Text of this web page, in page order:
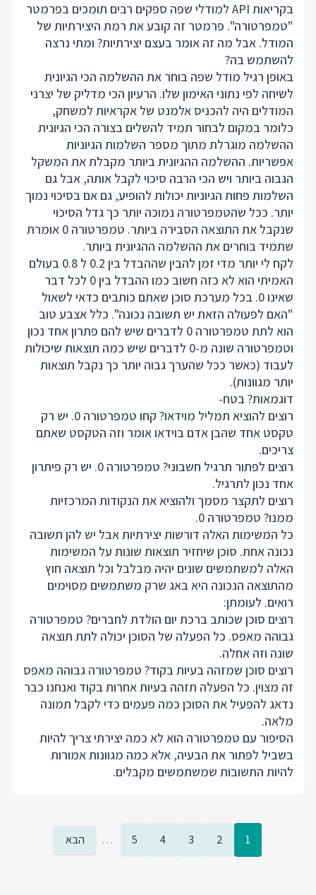
בקריאות API למודלי שפה ספקים רבים תומכים בפרמטר
"טמפרטורה". פרמטר זה קובע את רמת היצירתיות של
המודל. אבל מה זה אומר בעצם יצירתיות? ומתי נרצה
להשתמש בה?
באופן רגיל מודל שפה בוחר את ההשלמה הכי הגיונית
לשיחה לפי נתוני האימון שלו. הרעיון הכי מדליק של יצרני
המודלים היה להכניס אלמנט של אקראיות למשחק,
כלומר במקום לבחור תמיד להשלים בצורה הכי הגיונית
ההשלמה מוגרלת מתוך מספר השלמות הגיוניות
אפשריות. ההשלמה ההגיונית ביותר מקבלת את המשקל
הגבוה ביותר ויש הכי הרבה סיכוי לקבל אותה, אבל גם
השלמות פחות הגיוניות יכולות להופיע, גם אם בסיכוי נמוך
יותר. ככל שהטמפרטורה נמוכה יותר כך גדל הסיכוי
שנקבל את התוצאה הסבירה ביותר. טמפרטורה 0 אומרת
שתמיד בוחרים את ההשלמה ההגיונית ביותר.
לקח לי יותר מדי זמן להבין שההבדל בין 0.2 ל 0.8 בעולם
האמיתי הוא לא כזה חשוב כמו ההבדל בין 0 לכל דבר
שאינו 0. בכל מערכת סוכן שאתם כותבים כדאי לשאול
"האם לפעולה הזאת יש תשובה נכונה". כלל אצבע טוב
הוא לתת טמפרטורה 0 לדברים שיש להם פתרון אחד נכון
וטמפרטורה שונה מ-0 לדברים שיש כמה תוצאות שיכולות
לעבוד (כאשר ככל שהערך גבוה יותר כך נקבל תוצאות
יותר מגוונות).
דוגמאות? בטח-
רוצים להוציא תמליל מוידאו? קחו טמפרטורה 0. יש רק
טקסט אחד שהבן אדם בוידאו אומר וזה הטקסט שאתם
צריכים.
רוצים לפתור תרגיל חשבוני? טמפרטורה 0. יש רק פיתרון
אחד נכון לתרגיל.
רוצים לתקצר מסמך ולהוציא את הנקודות המרכזיות
ממנו? טמפרטורה 0.
כל המשימות האלה דורשות יצירתיות אבל יש להן תשובה
נכונה אחת. סוכן שיחזיר תוצאות שונות על המשימות
האלה למשתמשים שונים יהיה מבלבל וכל תוצאה חוץ
מהתוצאה הנכונה היא באג שרק משתמשים מסוימים
רואים. לעומתן:
רוצים סוכן שכותב ברכת יום הולדת לחברים? טמפרטורה
גבוהה מאפס. כל הפעלה של הסוכן יכולה לתת תוצאה
שונה וזה אחלה.
רוצים סוכן שמזהה בעיות בקוד? טמפרטורה גבוהה מאפס
זה מצוין. כל הפעלה תזהה בעיות אחרות בקוד ואנחנו כבר
נדאג להפעיל את הסוכן כמה פעמים כדי לקבל תמונה
מלאה.
הסיפור עם טמפרטורה הוא לא כמה יצירתי צריך להיות
בשביל לפתור את הבעיה, אלא כמה מגוונות אמורות
להיות התשובות שמשתמשים מקבלים.
1
2
3
4
5
… הבא